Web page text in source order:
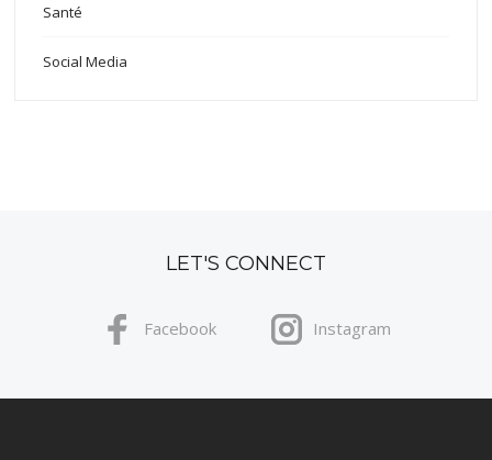
Santé
Social Media
LET'S CONNECT
Facebook Instagram